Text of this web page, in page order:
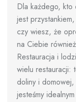
Dla każdego, kto
jest
czy wiesz, że
na Ciebie
Restauracja i
wielu restauracji:
doliny i
jesteśmy